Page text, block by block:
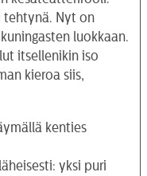
tehtynä. Nyt on
luokkaan.
itsellenikin iso
kieroa siis,
kenties
yksi puri